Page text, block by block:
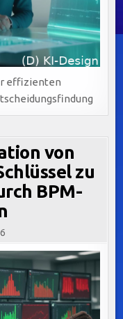
effizienten
von
zu
BPM-